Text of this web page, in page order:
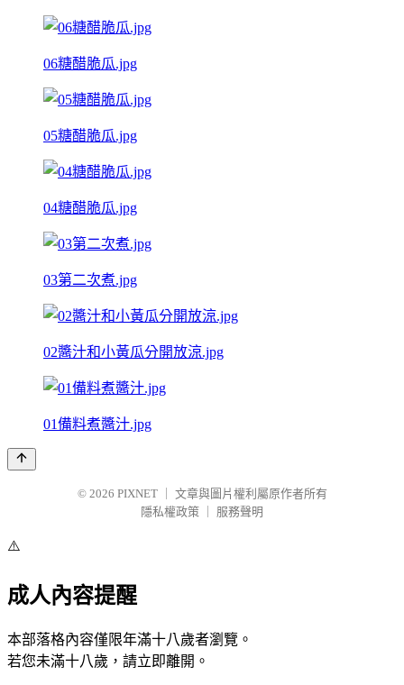
06糖醋脆瓜.jpg
05糖醋脆瓜.jpg
04糖醋脆瓜.jpg
03第二次煮.jpg
02醬汁和小黃瓜分開放涼.jpg
01備料煮醬汁.jpg
© 2026 PIXNET
文章與圖片權利屬原作者所有
隱私權政策
服務聲明
⚠️
成人內容提醒
本部落格內容僅限年滿十八歲者瀏覽。
若您未滿十八歲，請立即離開。